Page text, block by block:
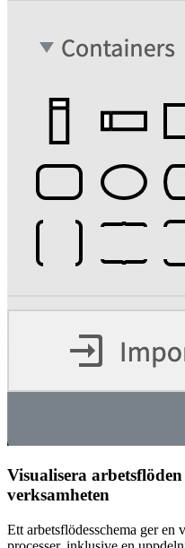
Visualisera
verksamheten
Ett arbetsflödesschema ger en